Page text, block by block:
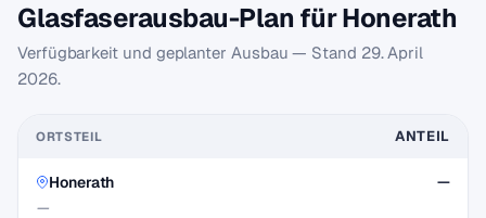
Glasfaserausbau-Plan für Honerath
Verfügbarkeit und geplanter Ausbau — Stand 29. April
2026.
ORTSTEIL ANTEIL
Honerath
—
—